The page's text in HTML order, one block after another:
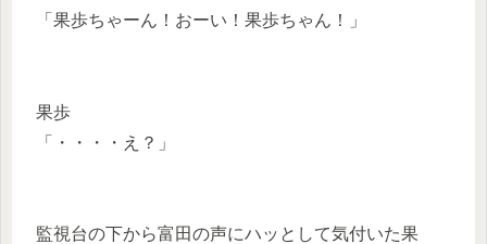
「果歩ちゃーん！おーい！果歩ちゃん！」
果歩
「・・・・え？」
監視台の下から富田の声にハッとして気付いた果